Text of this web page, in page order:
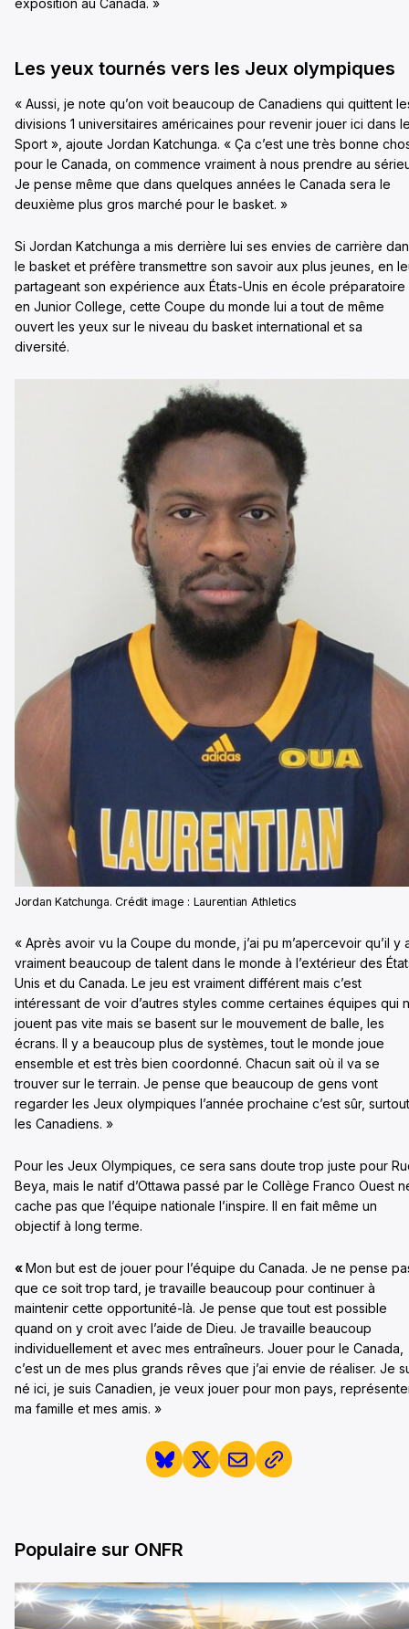
exposition au Canada. »
Les yeux tournés vers les Jeux olympiques
« Aussi, je note qu’on voit beaucoup de Canadiens qui quittent
divisions 1 universitaires américaines pour revenir jouer ici dans
Sport », ajoute Jordan Katchunga. « Ça c’est une très bonne
pour le Canada, on commence vraiment à nous prendre au
Je pense même que dans quelques années le Canada sera le
deuxième plus gros marché pour le basket. »
Si Jordan Katchunga a mis derrière lui ses envies de carrière
le basket et préfère transmettre son savoir aux plus jeunes, en
partageant son expérience aux États-Unis en école préparatoire
en Junior College, cette Coupe du monde lui a tout de même
ouvert les yeux sur le niveau du basket international et sa
diversité.
Jordan Katchunga. Crédit image : Laurentian Athletics
« Après avoir vu la Coupe du monde, j’ai pu m’apercevoir qu’il y
vraiment beaucoup de talent dans le monde à l’extérieur des
Unis et du Canada. Le jeu est vraiment différent mais c’est
intéressant de voir d’autres styles comme certaines équipes qui
jouent pas vite mais se basent sur le mouvement de balle, les
écrans. Il y a beaucoup plus de systèmes, tout le monde joue
ensemble et est très bien coordonné. Chacun sait où il va se
trouver sur le terrain. Je pense que beaucoup de gens vont
regarder les Jeux olympiques l’année prochaine c’est sûr, surtout
les Canadiens. »
Pour les Jeux Olympiques, ce sera sans doute trop juste pour
Beya, mais le natif d’Ottawa passé par le Collège Franco Ouest
cache pas que l’équipe nationale l’inspire. Il en fait même un
objectif à long terme.
«Mon but est de jouer pour l’équipe du Canada. Je ne pense
que ce soit trop tard, je travaille beaucoup pour continuer à
maintenir cette opportunité-là. Je pense que tout est possible
quand on y croit avec l’aide de Dieu. Je travaille beaucoup
individuellement et avec mes entraîneurs. Jouer pour le Canada,
c’est un de mes plus grands rêves que j’ai envie de réaliser. Je
né ici, je suis Canadien, je veux jouer pour mon pays,
ma famille et mes amis. »
Populaire sur ONFR